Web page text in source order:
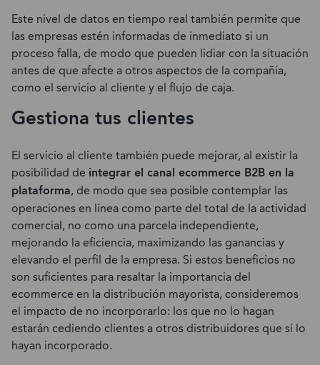
Este nivel de datos en tiempo real también permite que
las empresas estén informadas de inmediato si un
proceso falla, de modo que pueden lidiar con la situación
antes de que afecte a otros aspectos de la compañía,
como el servicio al cliente y el flujo de caja.
Gestiona tus clientes
El servicio al cliente también puede mejorar, al existir la
posibilidad de integrar el canal ecommerce B2B en la
plataforma, de modo que sea posible contemplar las
operaciones en línea como parte del total de la actividad
comercial, no como una parcela independiente,
mejorando la eficiencia, maximizando las ganancias y
elevando el perfil de la empresa. Si estos beneficios no
son suficientes para resaltar la importancia del
ecommerce en la distribución mayorista, consideremos
el impacto de no incorporarlo: los que no lo hagan
estarán cediendo clientes a otros distribuidores que sí lo
hayan incorporado.